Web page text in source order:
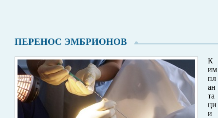
ПЕРЕНОС ЭМБРИОНОВ
К
им
пл
ан
та
ци
и